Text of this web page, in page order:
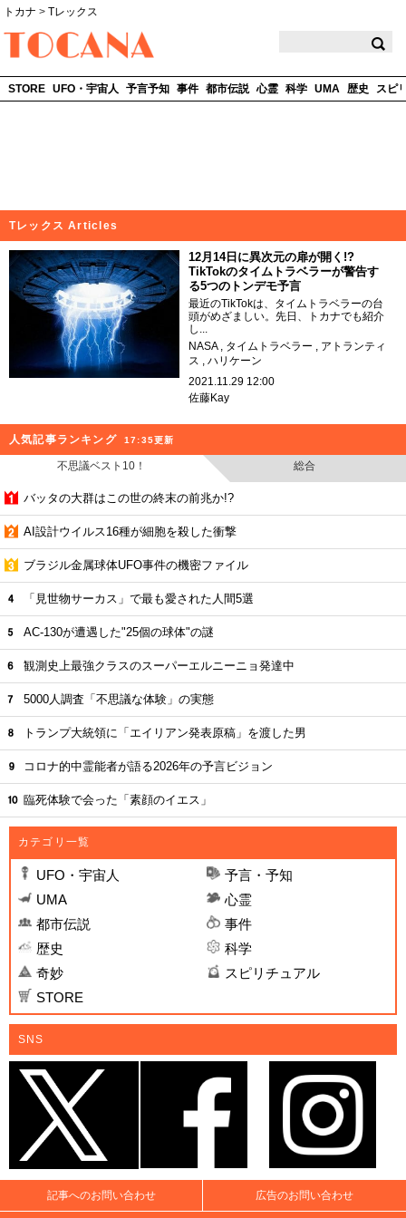
トカナ > Tレックス
STORE UFO・宇宙人 予言予知 事件 都市伝説 心霊 科学 UMA 歴史 スピ
Tレックス Articles
12月14日に異次元の扉が開く!?
TikTokのタイムトラベラーが警告す
る5つのトンデモ予言
最近のTikTokは、タイムトラベラーの台
頭がめざましい。先日、トカナでも紹介
し...
NASA
タイムトラベラー
アトランティ
ス
ハリケーン
2021.11.29 12:00
佐藤Kay
人気記事ランキング 17:35更新
不思議ベスト10！ 総合
バッタの大群はこの世の終末の前兆か!?
AI設計ウイルス16種が細胞を殺した衝撃
ブラジル金属球体UFO事件の機密ファイル
「見世物サーカス」で最も愛された人間5選
AC-130が遭遇した"25個の球体"の謎
観測史上最強クラスのスーパーエルニーニョ発達中
5000人調査「不思議な体験」の実態
トランプ大統領に「エイリアン発表原稿」を渡した男
コロナ的中霊能者が語る2026年の予言ビジョン
臨死体験で会った「素顔のイエス」
カテゴリ一覧
UFO・宇宙人
予言・予知
UMA
心霊
都市伝説
事件
歴史
科学
奇妙
スピリチュアル
STORE
SNS
記事へのお問い合わせ 広告のお問い合わせ